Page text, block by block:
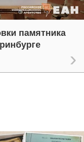
памятника